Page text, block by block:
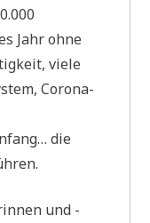
Jahr ohne
viele
Corona-
die
und -